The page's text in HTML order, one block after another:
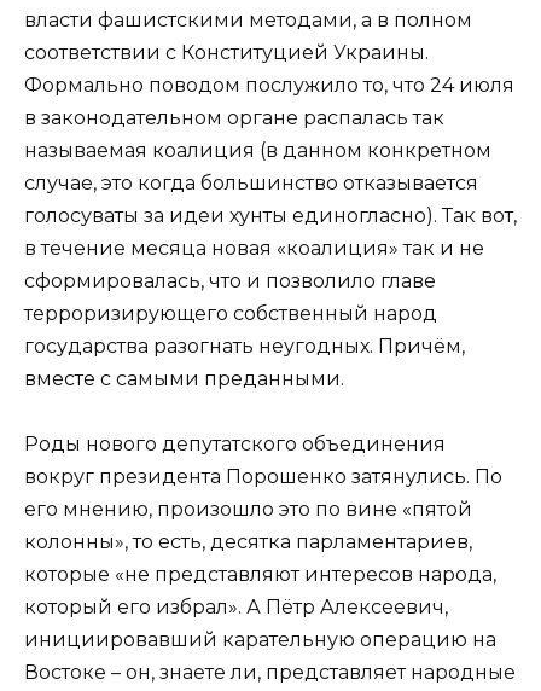
власти фашистскими методами, а в полном
соответствии с Конституцией Украины.
Формально поводом послужило то, что 24 июля
в законодательном органе распалась так
называемая коалиция (в данном конкретном
случае, это когда большинство отказывается
голосуваты за идеи хунты единогласно). Так вот,
в течение месяца новая «коалиция» так и не
сформировалась, что и позволило главе
терроризирующего собственный народ
государства разогнать неугодных. Причём,
вместе с самыми преданными.
Роды нового депутатского объединения
вокруг президента Порошенко затянулись. По
его мнению, произошло это по вине «пятой
колонны», то есть, десятка парламентариев,
которые «не представляют интересов народа,
который его избрал». А Пётр Алексеевич,
инициировавший карательную операцию на
Востоке – он, знаете ли, представляет народные